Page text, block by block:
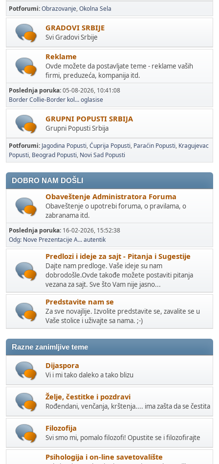
Potforumi Obrazovanje Okolna Sela
GRADOVI SRBIJE
Svi Gradovi Srbije
Reklame
Ovde možete da postavljate teme - reklame vaših
firmi, preduzeća, kompanija itd.
Poslednja poruka:05-08-2026, 10:41:08
Border Collie-Border kol...oglasise
GRUPNI POPUSTI SRBIJA
Grupni Popusti Srbija
Potforumi Jagodina Popusti Ćuprija Popusti Paraćin Popusti Kragujevac
Popusti Beograd Popusti Novi Sad Popusti
DOBRO NAM DOŠLI
Obaveštenje Administratora Foruma
Obaveštenje o upotrebi foruma, o pravilama, o
zabranama itd.
Poslednja poruka: 16-02-2026, 15:52:38
Odg: Nove Prezentacije A...autentik
Predlozi i ideje za sajt - Pitanja i Sugestije
Dajte nam predloge. Vaše ideje su nam
dobrodošle.Ovde takođe možete postaviti pitanja
vezana za sajt. Sve što Vam nije jasno...
Predstavite nam se
Za sve novajlije. Izvolite predstavite se, zavalite se u
Vaše stolice i uživajte sa nama. ;-)
Razne zanimljive teme
Dijaspora
Vi i mi tako daleko a tako blizu
Želje, čestitke i pozdravi
Rođendani, venčanja, krštenja.... ima zašta da se čestita
Filozofija
Svi smo mi, pomalo filozofi! Opustite se i filozofirajte
Psihologija i on-line savetovalište